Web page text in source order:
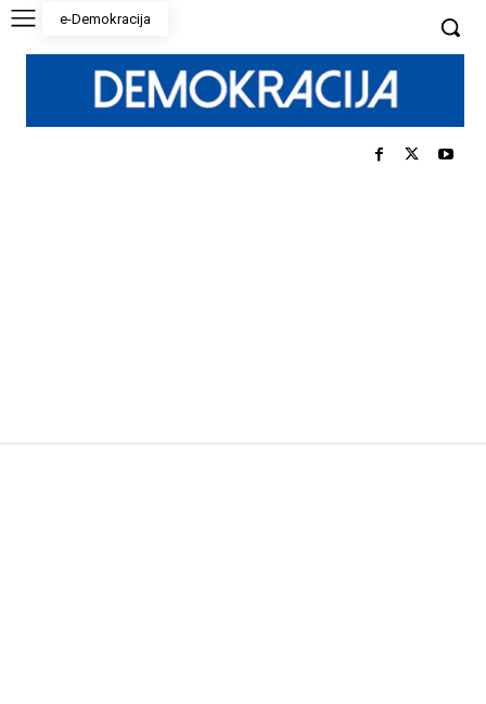
e-Demokracija